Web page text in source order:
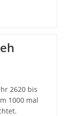
2620 bis
1000 mal